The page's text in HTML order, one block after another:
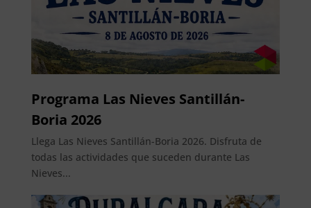
Programa Las Nieves Santillán-
Boria 2026
Llega Las Nieves Santillán-Boria 2026. Disfruta de
todas las actividades que suceden durante Las
Nieves...